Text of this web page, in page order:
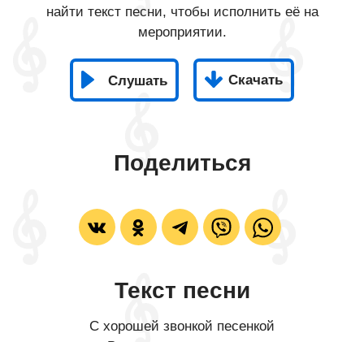
найти текст песни, чтобы исполнить её на
мероприятии.
Слушать Скачать
Поделиться
Текст песни
С хорошей звонкой песенкой